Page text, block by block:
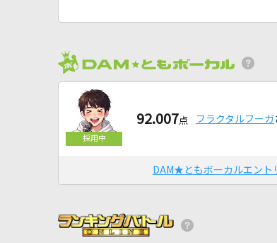
92.007点 フラクタルフーガ
DAM★ともボーカルエント